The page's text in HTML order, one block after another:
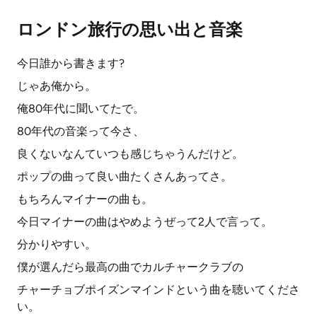
ロンドン旅行の思い出と音楽
今日誰から書きます?
じゃあ俺から。
俺80年代に聞いてたで。
80年代の音楽って今さ、
良くないなんていつも感じちゃうんだけど。
ポップの曲って良い曲たくさんあってさ。
もちろんマイナーの曲も。
今日マイナーの曲はやめようぜって2人で言って。
分かりやすい。
僕が選んだら最高の曲でカルチャークラブの
チャーチョブポイズンマインドという曲を聴いてくださ
い。